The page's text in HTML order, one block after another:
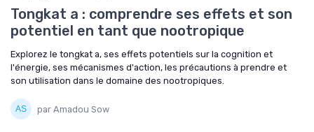
Tongkat a : comprendre ses effets et son
potentiel en tant que nootropique
Explorez le tongkat a, ses effets potentiels sur la cognition et
l'énergie, ses mécanismes d'action, les précautions à prendre et
son utilisation dans le domaine des nootropiques.
par Amadou Sow